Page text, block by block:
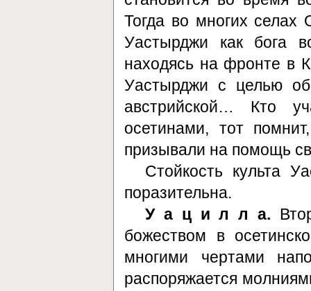
Тогда во многих селах
Уастырджи как бога
находясь на фронте в
Уастырджи с целью
австрийской… Кто
осетинами, тот
призывали на помощь
Стойкость культа
поразительна.
У а ц и л л а.
божеством в
многими чертами
распоряжается